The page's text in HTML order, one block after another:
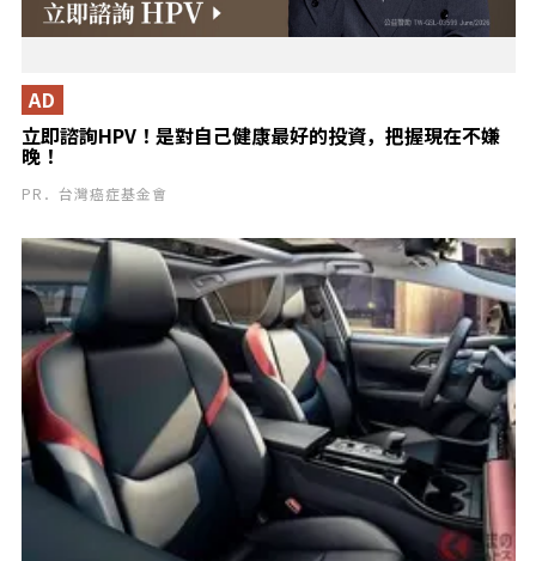
立即諮詢HPV！是對自己健康最好的投資，把握現在不嫌
晚！
AD
PR．台灣癌症基金會